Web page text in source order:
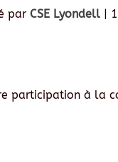
par CSE Lyondell|
participation à la